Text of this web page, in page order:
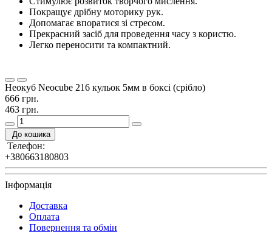
Покращує дрібну моторику рук.
Допомагає впоратися зі стресом.
Прекрасний засіб для проведення часу з користю.
Легко переносити та компактний.
Неокуб Neocube 216 кульок 5мм в боксі (срібло)
666 грн.
463 грн.
До кошика
Телефон:
+380663180803
Інформація
Доставка
Оплата
Повернення та обмін